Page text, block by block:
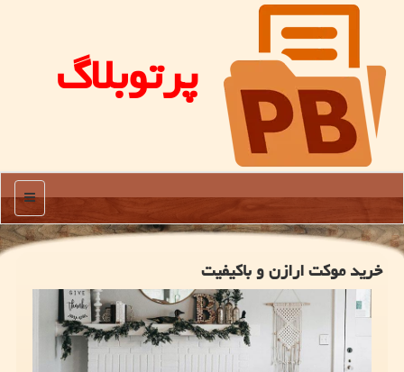
پرتوبلاگ
منو
خرید موكت ارازن و باكیفیت